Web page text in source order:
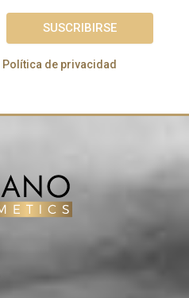
Política de privacidad